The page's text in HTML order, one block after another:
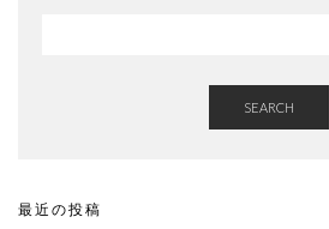
SEARCH
最近の投稿